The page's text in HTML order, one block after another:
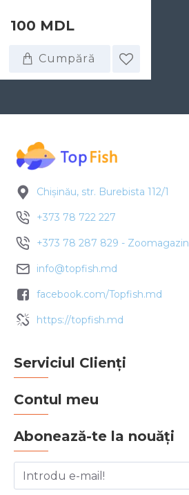
100 MDL
Cumpără
Chișinău, str. Burebista 112/1
+373 78 722 227
+373 78 287 829 - Zoomagazin
info@topfish.md
facebook.com/Topfish.md
https://topfish.md
Serviciul Clienți
Contul meu
Abonează-te la nouăți